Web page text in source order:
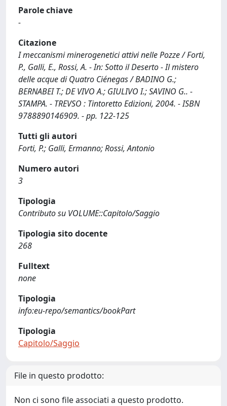
Parole chiave
-
Citazione
I meccanismi minerogenetici attivi nelle Pozze / Forti,
P., Galli, E., Rossi, A. - In: Sotto il Deserto - Il mistero
delle acque di Quatro Ciénegas / BADINO G.;
BERNABEI T.; DE VIVO A.; GIULIVO I.; SAVINO G.. -
STAMPA. - TREVSO : Tintoretto Edizioni, 2004. - ISBN
9788890146909. - pp. 122-125
Tutti gli autori
Forti, P.; Galli, Ermanno; Rossi, Antonio
Numero autori
3
Tipologia
Contributo su VOLUME::Capitolo/Saggio
Tipologia sito docente
268
Fulltext
none
Tipologia
info:eu-repo/semantics/bookPart
Tipologia
Capitolo/Saggio
File in questo prodotto:
Non ci sono file associati a questo prodotto.